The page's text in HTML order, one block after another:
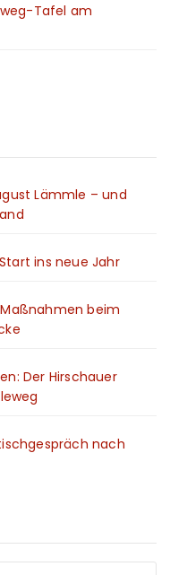
Tafel am
Lämmle – und
ins neue Jahr
beim
Der Hirschauer
nach